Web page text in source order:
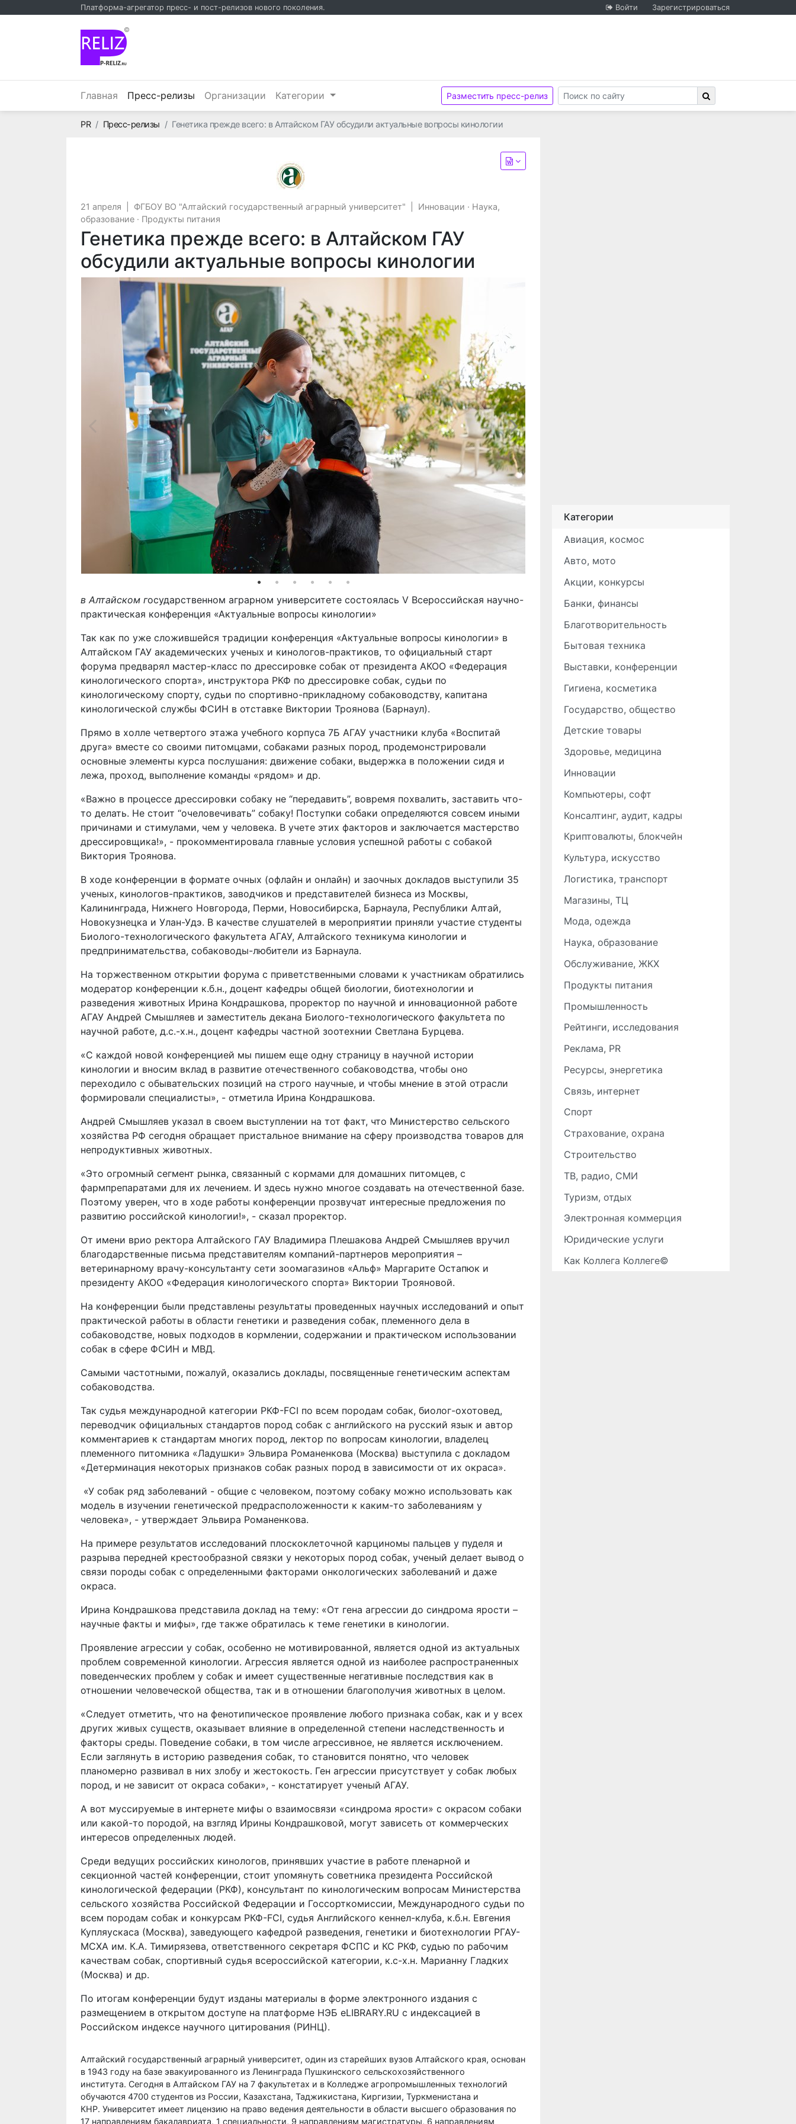
Платформа-агрегатор пресс- и пост-релизов нового поколения. Войти Зарегистрироваться
©
Главная Пресс-релизы (текущий)
Организации Категории Разместить пресс-релиз
PRГлавная
Пресс-релизы Генетика прежде всего: в Алтайском ГАУ обсудили актуальные вопросы кинологии
ФГБОУ ВО "Алтайский государственный аграрный университет"
21 апреля ФГБОУ ВО "Алтайский государственный аграрный университет" Инновации · Наука,
образование · Продукты питания
Генетика прежде всего: в Алтайском ГАУ
обсудили актуальные вопросы кинологии
в Алтайском государственном аграрном университете состоялась V Всероссийская научно-
практическая конференция «Актуальные вопросы кинологии»
Так как по уже сложившейся традиции конференция «Актуальные вопросы кинологии» в
Алтайском ГАУ академических ученых и кинологов-практиков, то официальный старт
форума предварял мастер-класс по дрессировке собак от президента АКОО «Федерация
кинологического спорта», инструктора РКФ по дрессировке собак, судьи по
кинологическому спорту, судьи по спортивно-прикладному собаководству, капитана
кинологической службы ФСИН в отставке Виктории Троянова (Барнаул).
Прямо в холле четвертого этажа учебного корпуса 7Б АГАУ участники клуба «Воспитай
друга» вместе со своими питомцами, собаками разных пород, продемонстрировали
основные элементы курса послушания: движение собаки, выдержка в положении сидя и
лежа, проход, выполнение команды «рядом» и др.
«Важно в процессе дрессировки собаку не “передавить”, вовремя похвалить, заставить что-
то делать. Не стоит “очеловечивать” собаку! Поступки собаки определяются совсем иными
причинами и стимулами, чем у человека. В учете этих факторов и заключается мастерство
дрессировщика!», - прокомментировала главные условия успешной работы с собакой
Виктория Троянова.
В ходе конференции в формате очных (офлайн и онлайн) и заочных докладов выступили 35
ученых, кинологов-практиков, заводчиков и представителей бизнеса из Москвы,
Калининграда, Нижнего Новгорода, Перми, Новосибирска, Барнаула, Республики Алтай,
Новокузнецка и Улан-Удэ. В качестве слушателей в мероприятии приняли участие студенты
Биолого-технологического факультета АГАУ, Алтайского техникума кинологии и
предпринимательства, собаководы-любители из Барнаула.
На торжественном открытии форума с приветственными словами к участникам обратились
модератор конференции к.б.н., доцент кафедры общей биологии, биотехнологии и
разведения животных Ирина Кондрашкова, проректор по научной и инновационной работе
АГАУ Андрей Смышляев и заместитель декана Биолого-технологического факультета по
научной работе, д.с.-х.н., доцент кафедры частной зоотехнии Светлана Бурцева.
«С каждой новой конференцией мы пишем еще одну страницу в научной истории
кинологии и вносим вклад в развитие отечественного собаководства, чтобы оно
переходило с обывательских позиций на строго научные, и чтобы мнение в этой отрасли
формировали специалисты», - отметила Ирина Кондрашкова.
Андрей Смышляев указал в своем выступлении на тот факт, что Министерство сельского
хозяйства РФ сегодня обращает пристальное внимание на сферу производства товаров для
непродуктивных животных.
«Это огромный сегмент рынка, связанный с кормами для домашних питомцев, с
фармпрепаратами для их лечением. И здесь нужно многое создавать на отечественной базе.
Поэтому уверен, что в ходе работы конференции прозвучат интересные предложения по
развитию российской кинологии!», - сказал проректор.
От имени врио ректора Алтайского ГАУ Владимира Плешакова Андрей Смышляев вручил
благодарственные письма представителям компаний-партнеров мероприятия –
ветеринарному врачу-консультанту сети зоомагазинов «Альф» Маргарите Остапюк и
президенту АКОО «Федерация кинологического спорта» Виктории Трояновой.
На конференции были представлены результаты проведенных научных исследований и опыт
практической работы в области генетики и разведения собак, племенного дела в
собаководстве, новых подходов в кормлении, содержании и практическом использовании
собак в сфере ФСИН и МВД.
Самыми частотными, пожалуй, оказались доклады, посвященные генетическим аспектам
собаководства.
Так судья международной категории РКФ-FCI по всем породам собак, биолог-охотовед,
переводчик официальных стандартов пород собак с английского на русский язык и автор
комментариев к стандартам многих пород, лектор по вопросам кинологии, владелец
племенного питомника «Ладушки» Эльвира Романенкова (Москва) выступила с докладом
«Детерминация некоторых признаков собак разных пород в зависимости от их окраса».
«У собак ряд заболеваний - общие с человеком, поэтому собаку можно использовать как
модель в изучении генетической предрасположенности к каким-то заболеваниям у
человека», - утверждает Эльвира Романенкова.
На примере результатов исследований плоскоклеточной карциномы пальцев у пуделя и
разрыва передней крестообразной связки у некоторых пород собак, ученый делает вывод о
связи породы собак с определенными факторами онкологических заболеваний и даже
окраса.
Ирина Кондрашкова представила доклад на тему: «От гена агрессии до синдрома ярости –
научные факты и мифы», где также обратилась к теме генетики в кинологии.
Проявление агрессии у собак, особенно не мотивированной, является одной из актуальных
проблем современной кинологии. Агрессия является одной из наиболее распространенных
поведенческих проблем у собак и имеет существенные негативные последствия как в
отношении человеческой общества, так и в отношении благополучия животных в целом.
«Следует отметить, что на фенотипическое проявление любого признака собак, как и у всех
других живых существ, оказывает влияние в определенной степени наследственность и
факторы среды. Поведение собаки, в том числе агрессивное, не является исключением.
Если заглянуть в историю разведения собак, то становится понятно, что человек
планомерно развивал в них злобу и жестокость. Ген агрессии присутствует у собак любых
пород, и не зависит от окраса собаки», - констатирует ученый АГАУ.
А вот муссируемые в интернете мифы о взаимосвязи «синдрома ярости» с окрасом собаки
или какой-то породой, на взгляд Ирины Кондрашковой, могут зависеть от коммерческих
интересов определенных людей.
Среди ведущих российских кинологов, принявших участие в работе пленарной и
секционной частей конференции, стоит упомянуть советника президента Российской
кинологической федерации (РКФ), консультант по кинологическим вопросам Министерства
сельского хозяйства Российской Федерации и Госсорткомиссии, Международного судьи по
всем породам собак и конкурсам РКФ-FCI, судья Английского кеннел-клуба, к.б.н. Евгения
Купляускаса (Москва), заведующего кафедрой разведения, генетики и биотехнологии РГАУ-
МСХА им. К.А. Тимирязева, ответственного секретаря ФСПС и КС РКФ, судью по рабочим
качествам собак, спортивный судья всероссийской категории, к.с-х.н. Марианну Гладких
(Москва) и др.
По итогам конференции будут изданы материалы в форме электронного издания с
размещением в открытом доступе на платформе НЭБ eLIBRARY.RU с индексацией в
Российском индексе научного цитирования (РИНЦ).
Алтайский государственный аграрный университет, один из старейших вузов Алтайского края, основан
в 1943 году на базе эвакуированного из Ленинграда Пушкинского сельскохозяйственного
института. Сегодня в Алтайском ГАУ на 7 факультетах и в Колледже агропромышленных технологий
обучаются 4700 студентов из России, Казахстана, Таджикистана, Киргизии, Туркменистана и
КНР. Университет имеет лицензию на право ведения деятельности в области высшего образования по
17 направлениям бакалавриата, 1 специальности, 9 направлениям магистратуры, 6 направлениям
Категории
Авиация, космос
Авто, мото
Акции, конкурсы
Банки, финансы
Благотворительность
Бытовая техника
Выставки, конференции
Гигиена, косметика
Государство, общество
Детские товары
Здоровье, медицина
Инновации
Компьютеры, софт
Консалтинг, аудит, кадры
Криптовалюты, блокчейн
Культура, искусство
Логистика, транспорт
Магазины, ТЦ
Мода, одежда
Наука, образование
Обслуживание, ЖКХ
Продукты питания
Промышленность
Рейтинги, исследования
Реклама, PR
Ресурсы, энергетика
Связь, интернет
Спорт
Страхование, охрана
Строительство
ТВ, радио, СМИ
Туризм, отдых
Электронная коммерция
Юридические услуги
Как Коллега Коллеге©